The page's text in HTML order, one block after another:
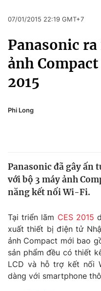
Chính trị
Xã hội
Pháp luật
Thế giới
Tin tức
Câu chuyện quốc tế
Kinh tế
Tài chính
Thị trường
Góc doanh nghiệp
Dữ liệu và đời sống
Truyền hình
Phim VTV
Giải trí
Pháp luật
Thể thao
Truyền hình
Văn hóa - Giải trí
Y tế
Công nghệ
07/01/2015 22:19 GMT+7
Panasonic
ảnh
2015
Phi Long
Panasonic đã gây ấn
với bộ 3 máy ảnh
năng kết nối Wi-Fi.
Tại triển lãm CES 2015
xuất thiết bị điện tử
ảnh Compact mới bao
sản phẩm đều có thiết
LCD và hỗ trợ kết nối
dàng với smartphone